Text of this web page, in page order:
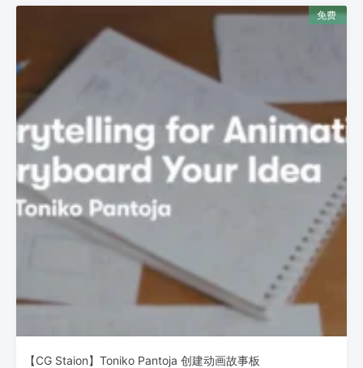
【CG Staion】Toniko Pantoja 创建动画故事板